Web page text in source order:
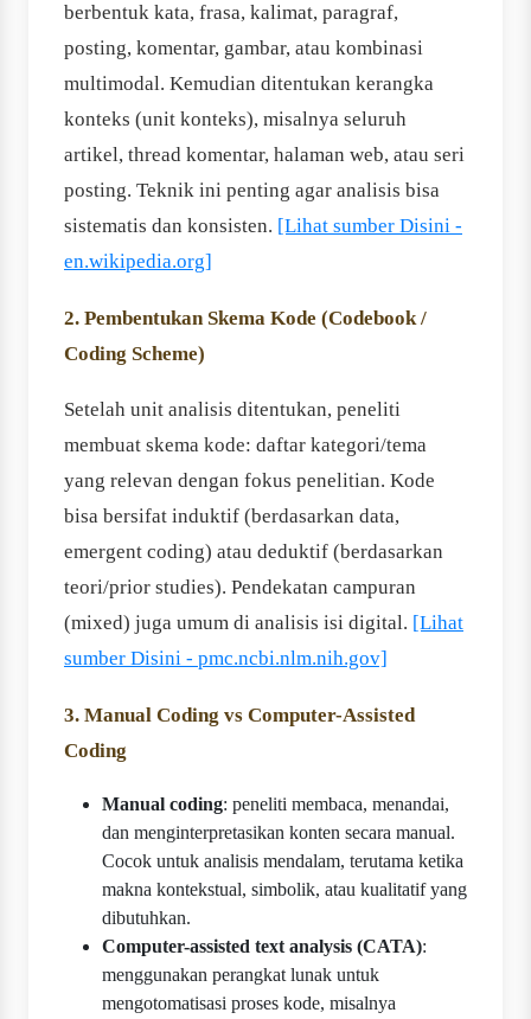
berbentuk kata, frasa, kalimat, paragraf,
posting, komentar, gambar, atau kombinasi
multimodal. Kemudian ditentukan kerangka
konteks (unit konteks), misalnya seluruh
artikel, thread komentar, halaman web, atau seri
posting. Teknik ini penting agar analisis bisa
sistematis dan konsisten. [Lihat sumber Disini -
en.wikipedia.org]
2. Pembentukan Skema Kode (Codebook /
Coding Scheme)
Setelah unit analisis ditentukan, peneliti
membuat skema kode: daftar kategori/tema
yang relevan dengan fokus penelitian. Kode
bisa bersifat induktif (berdasarkan data,
emergent coding) atau deduktif (berdasarkan
teori/prior studies). Pendekatan campuran
(mixed) juga umum di analisis isi digital. [Lihat
sumber Disini - pmc.ncbi.nlm.nih.gov]
3. Manual Coding vs Computer-Assisted
Coding
Manual coding: peneliti membaca, menandai,
dan menginterpretasikan konten secara manual.
Cocok untuk analisis mendalam, terutama ketika
makna kontekstual, simbolik, atau kualitatif yang
dibutuhkan.
Computer-assisted text analysis (CATA):
menggunakan perangkat lunak untuk
mengotomatisasi proses kode, misalnya